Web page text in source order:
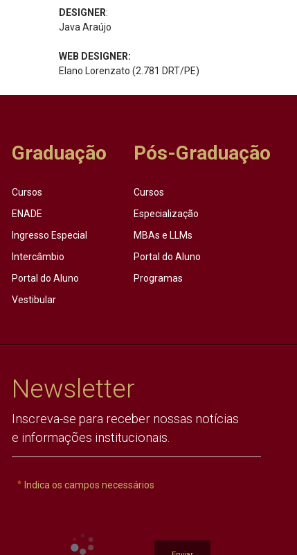
DESIGNER:
Java Araújo
WEB DESIGNER:
Elano Lorenzato (2.781 DRT/PE)
Graduação
Cursos
ENADE
Ingresso Especial
Intercâmbio
Portal do Aluno
Vestibular
Pós-Graduação
Cursos
Especialização
MBAs e LLMs
Portal do Aluno
Programas
Newsletter
Inscreva-se para receber nossas notícias
e informações institucionais.
Indica os campos necessários